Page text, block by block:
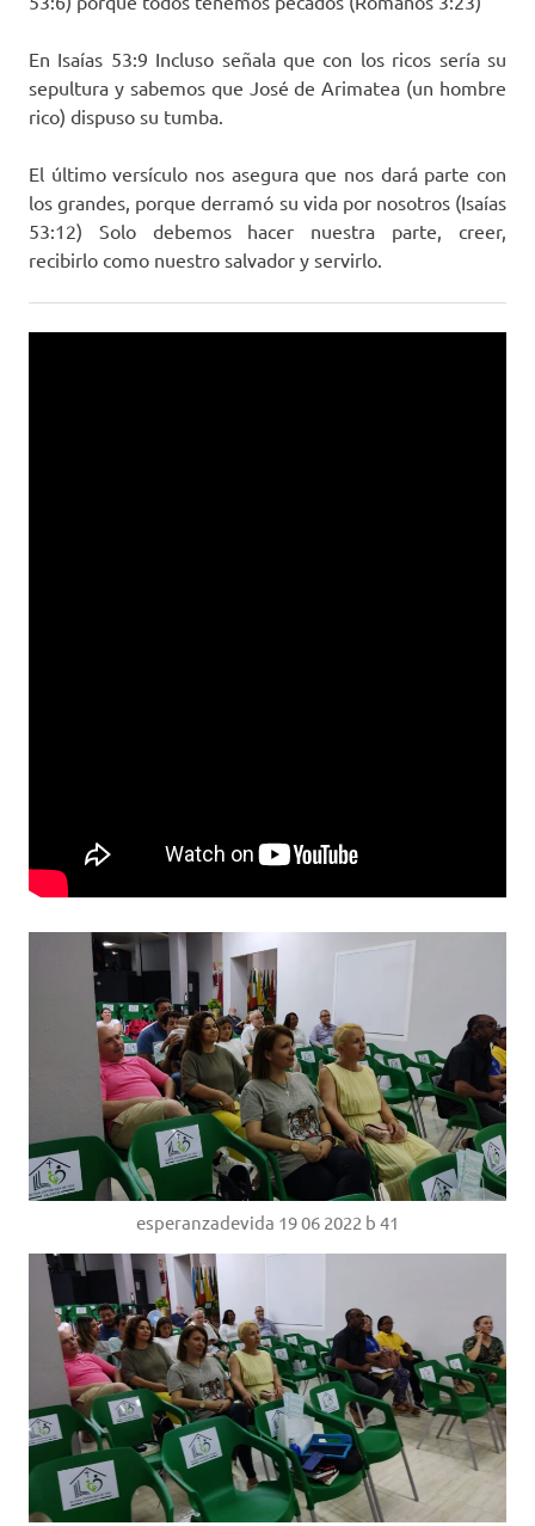
En Isaías 53:9 Incluso señala que con los ricos sería su
sepultura y sabemos que José de Arimatea (un hombre
rico) dispuso su tumba.
El último versículo nos asegura que nos dará parte con
los grandes, porque derramó su vida por nosotros (Isaías
53:12) Solo debemos hacer nuestra parte, creer,
recibirlo como nuestro salvador y servirlo.
esperanzadevida 19 06 2022 b 41